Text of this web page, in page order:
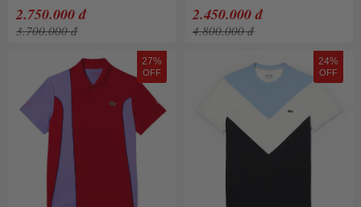
2.750.000 đ
3.700.000 đ
(Có Vệt Loang Nhỏ)
2.450.000 đ
4.800.000 đ
27%
OFF
24%
OFF